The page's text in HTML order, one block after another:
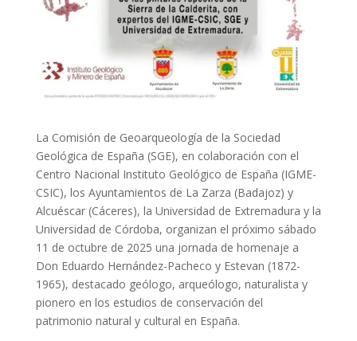
La Comisión de Geoarqueología de la Sociedad
Geológica de España (SGE), en colaboración con el
Centro Nacional Instituto Geológico de España (IGME-
CSIC), los Ayuntamientos de La Zarza (Badajoz) y
Alcuéscar (Cáceres), la Universidad de Extremadura y la
Universidad de Córdoba, organizan el próximo sábado
11 de octubre de 2025 una jornada de homenaje a
Don Eduardo Hernández-Pacheco y Estevan (1872-
1965), destacado geólogo, arqueólogo, naturalista y
pionero en los estudios de conservación del
patrimonio natural y cultural en España.